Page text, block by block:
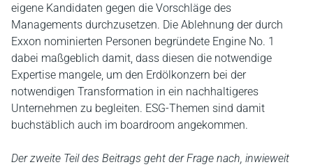
eigene Kandidaten gegen die Vorschläge des
Managements durchzusetzen. Die Ablehnung der durch
Exxon nominierten Personen begründete Engine No. 1
dabei maßgeblich damit, dass diesen die notwendige
Expertise mangele, um den Erdölkonzern bei der
notwendigen Transformation in ein nachhaltigeres
Unternehmen zu begleiten. ESG-Themen sind damit
buchstäblich auch im boardroom angekommen.
Der zweite Teil des Beitrags geht der Frage nach, inwieweit